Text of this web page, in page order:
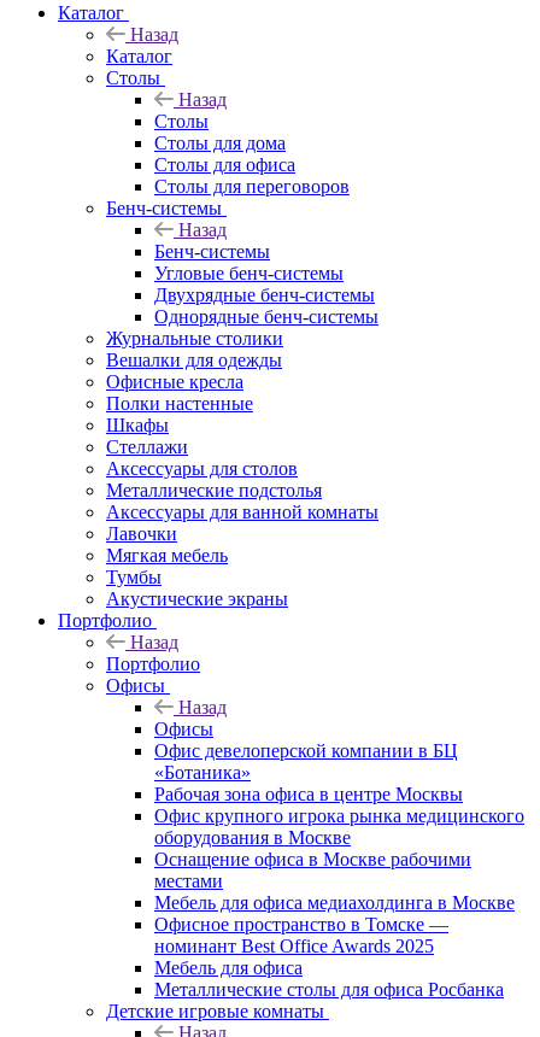
Каталог
Назад
Каталог
Столы
Назад
Столы
Столы для дома
Столы для офиса
Столы для переговоров
Бенч-системы
Назад
Бенч-системы
Угловые бенч-системы
Двухрядные бенч-системы
Однорядные бенч-системы
Журнальные столики
Вешалки для одежды
Офисные кресла
Полки настенные
Шкафы
Стеллажи
Аксессуары для столов
Металлические подстолья
Аксессуары для ванной комнаты
Лавочки
Мягкая мебель
Тумбы
Акустические экраны
Портфолио
Назад
Портфолио
Офисы
Назад
Офисы
Офис девелоперской компании в БЦ
«Ботаника»
Рабочая зона офиса в центре Москвы
Офис крупного игрока рынка медицинского
оборудования в Москве
Оснащение офиса в Москве рабочими
местами
Мебель для офиса медиахолдинга в Москве
Офисное пространство в Томске —
номинант Best Office Awards 2025
Мебель для офиса
Металлические столы для офиса Росбанка
Детские игровые комнаты
Назад